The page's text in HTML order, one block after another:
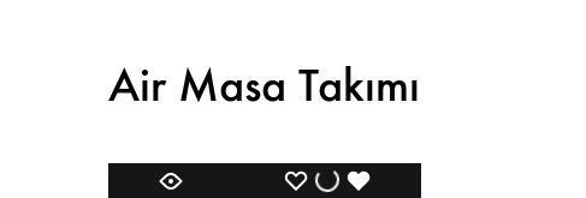
Air Masa Takımı